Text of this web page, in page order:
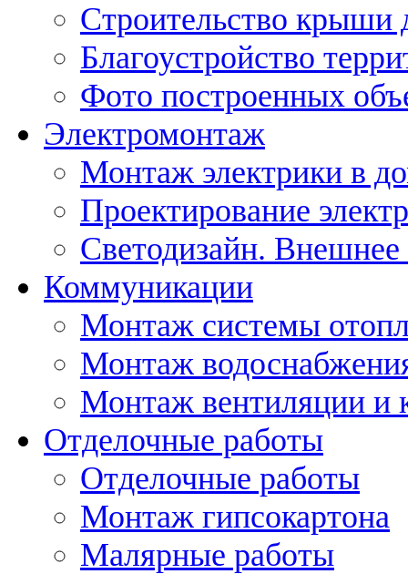
Строительство крыши
Благоустройство
Фото построенных
Электромонтаж
Монтаж электрики в
Проектирование
Светодизайн.
Коммуникации
Монтаж системы
Монтаж
Монтаж вентиляции и
Отделочные работы
Отделочные работы
Монтаж гипсокартона
Малярные работы